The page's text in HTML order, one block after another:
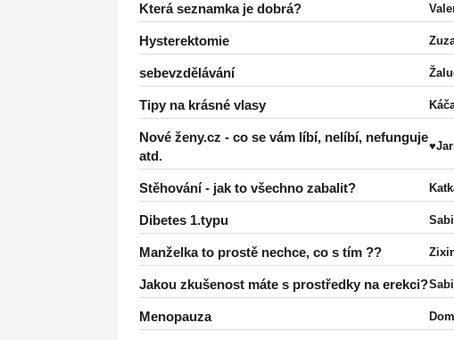
Která seznamka je dobrá?
Hysterektomie
sebevzdělávání
Tipy na krásné vlasy
Nové ženy.cz - co se vám líbí, nelíbí, nefunguje
atd.
Stěhování - jak to všechno zabalit?
Dibetes 1.typu
Manželka to prostě nechce, co s tím ??
Jakou zkušenost máte s prostředky na erekci?
Menopauza